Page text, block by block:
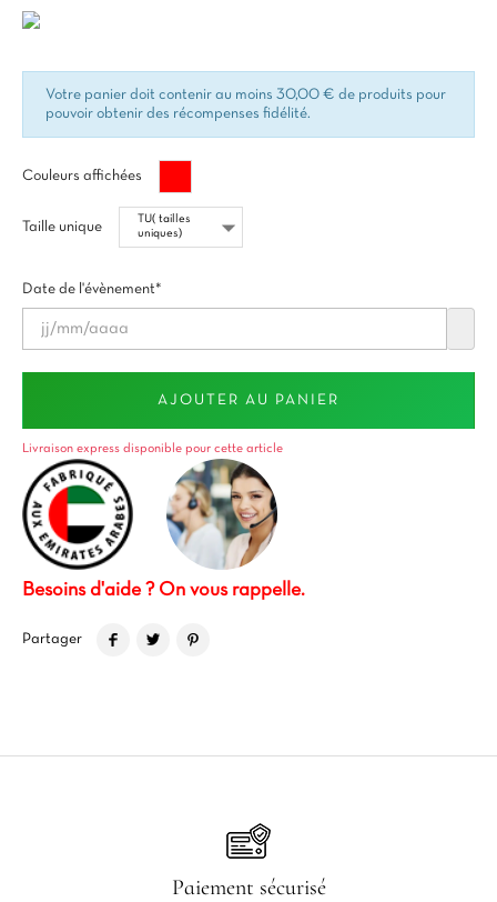
Votre panier doit contenir au moins 30,00 € de produits pour
pouvoir obtenir des récompenses fidélité.
Couleurs affichées
Taille unique
Date de l'évènement*
AJOUTER AU PANIER
Livraison express disponible pour cette article
Besoins d'aide ? On vous rappelle.
Partager
Paiement sécurisé